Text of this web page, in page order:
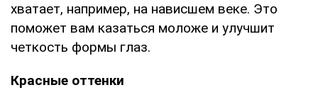
хватает, например, на нависшем веке. Это
поможет вам казаться моложе и улучшит
четкость формы глаз.
Красные оттенки